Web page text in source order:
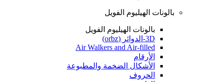
بالونات الهيليوم الفويل
بالونات الهيليوم الفويل
3D-الدوائر (orbz)
Air Walkers and Air-filled
الأرقام
الأشكال الضخمة والمطبوعة
الحروف